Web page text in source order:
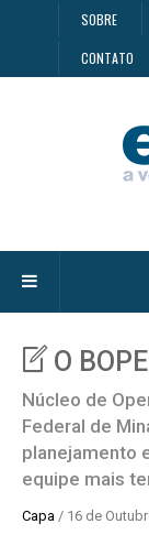
SOBRE
CONTATO
O
Núcleo de
Federal de
planejamento
equipe mais
Capa / 16 de